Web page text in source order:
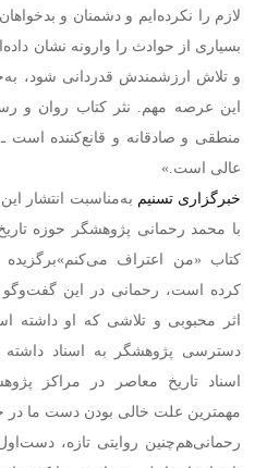
لازم را نکرده‌ایم و دشمنان و
بسیاری از حوادث را وارونه نشان
و تلاش ارزشمندش قدردانی شود،
این عرصه‌ مهم. نثر کتاب روان و
منطقی و صادقانه و قانع‌کننده است
عالی است.»
خبرگزاری تسنیم به‌مناسبت انتشار
با محمد رحمانی پژوهشگر حوزه
کتاب «من اعتراف
کرده است،‌ رحمانی در این
اثر محبوبی و تلاشی که او داشته
دسترسی پژوهشگر به اسناد
اسناد تاریخ معاصر در مراکز
مهمترین علت خالی بودن دست ما در
رحمانی‌هم‌چنین روایتی تازه،‌